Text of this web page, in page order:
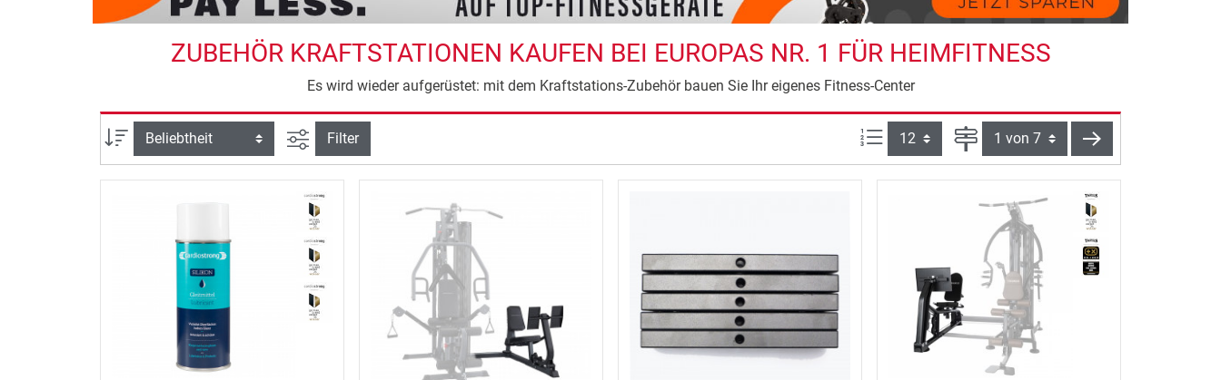
ZUBEHÖR KRAFTSTATIONEN KAUFEN BEI EUROPAS NR. 1 FÜR HEIMFITNESS
Es wird wieder aufgerüstet: mit dem Kraftstations-Zubehör bauen Sie Ihr eigenes Fitness-Center
Sortierung Ansicht filtern
Filter Artikel pro Seite: Seite weiter